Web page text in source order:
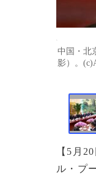
中国・北
影）。
【5月
ル・プ